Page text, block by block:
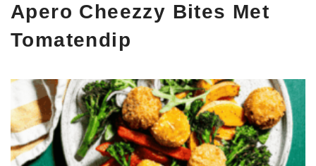
Apero Cheezzy Bites Met
Tomatendip